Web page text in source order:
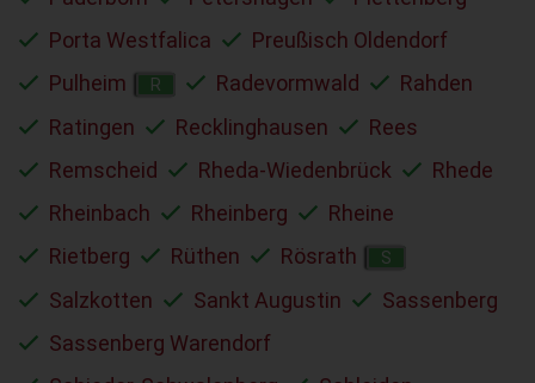
Porta Westfalica
Preußisch Oldendorf
Pulheim
R Radevormwald
Rahden
Ratingen
Recklinghausen
Rees
Remscheid
Rheda-Wiedenbrück
Rhede
Rheinbach
Rheinberg
Rheine
Rietberg
Rüthen Rösrath S
Salzkotten Sankt Augustin
Sassenberg
Sassenberg Warendorf